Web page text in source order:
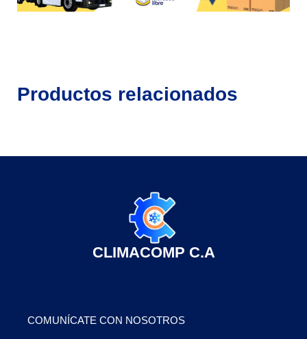
Productos relacionados
CLIMACOMP C.A
COMUNÍCATE CON NOSOTROS